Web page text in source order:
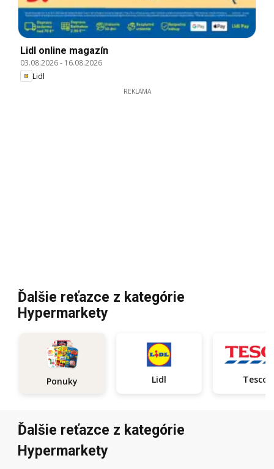
Lidl online magazín
03.08.2026- 16.08.2026
Lidl
REKLAMA
Ďalšie reťazce z kategórie
Hypermarkety
Ponuky Lidl Tesco
Ďalšie reťazce z kategórie
Hypermarkety